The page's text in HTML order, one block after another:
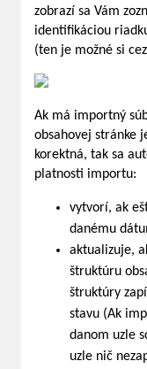
zobrazí sa Vám
identifikáciou
(ten je možné si cez
Ak má importný
obsahovej stránke
korektná, tak sa
platnosti importu:
vytvorí, ak
danému
aktualizuje,
štruktúru
štruktúry
stavu (Ak
danom uzle
uzle nič